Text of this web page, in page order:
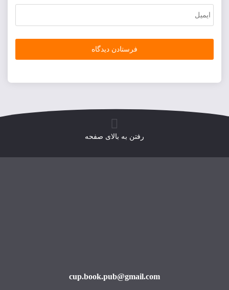
رفتن به بالای صفحه
cup.book.pub@gmail.com